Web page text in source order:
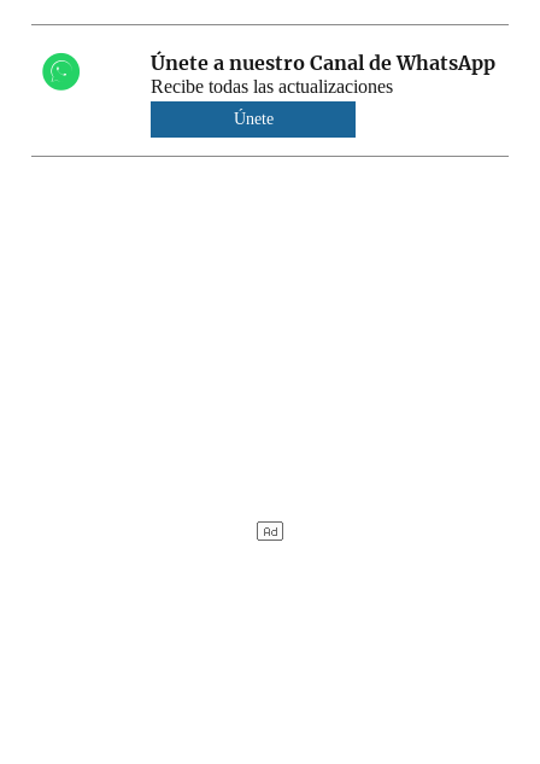
Únete a nuestro Canal de WhatsApp
Recibe todas las actualizaciones
Únete